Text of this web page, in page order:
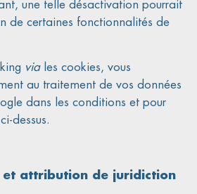
une telle désactivation pourrait
de certaines fonctionnalités de
viales cookies, vous
au traitement de vos données
dans les conditions et pour
dessus.
et attribution de juridiction